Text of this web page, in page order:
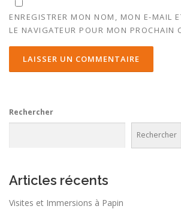
ENREGISTRER MON NOM, MON E-MAIL
LE NAVIGATEUR POUR MON PROCHAIN
Rechercher
Rechercher
Articles récents
Visites et Immersions à Papin